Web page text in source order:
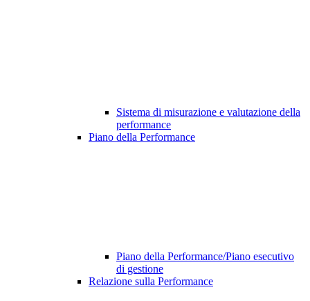
Sistema di misurazione e valutazione della
performance
Piano della Performance
Piano della Performance/Piano esecutivo
di gestione
Relazione sulla Performance